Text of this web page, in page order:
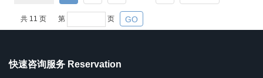
共 11 页 第 页 GO
快速咨询服务 Reservation